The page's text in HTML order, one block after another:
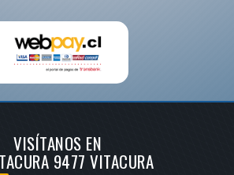
VISÍTANOS EN
9477 VITACURA